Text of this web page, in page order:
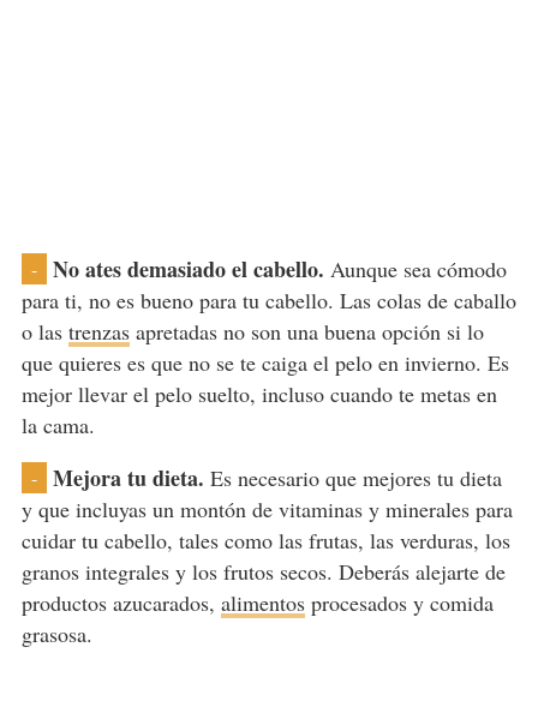
- No ates demasiado el cabello. Aunque sea cómodo
para ti, no es bueno para tu cabello. Las colas de caballo
o las trenzasapretadas no son una buena opción si lo
que quieres es que no se te caiga el pelo en invierno. Es
mejor llevar el pelo suelto, incluso cuando te metas en
la cama.
- Mejora tu dieta. Es necesario que mejores tu dieta
y que incluyas un montón de vitaminas y minerales para
cuidar tu cabello, tales como las frutas, las verduras, los
granos integrales y los frutos secos. Deberás alejarte de
productos azucarados, alimentosprocesados y comida
grasosa.